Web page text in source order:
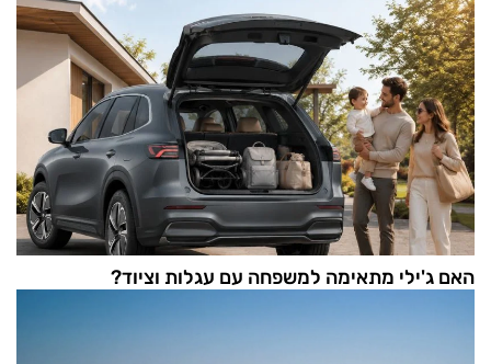
האם ג'ילי מתאימה למשפחה עם עגלות וציוד?